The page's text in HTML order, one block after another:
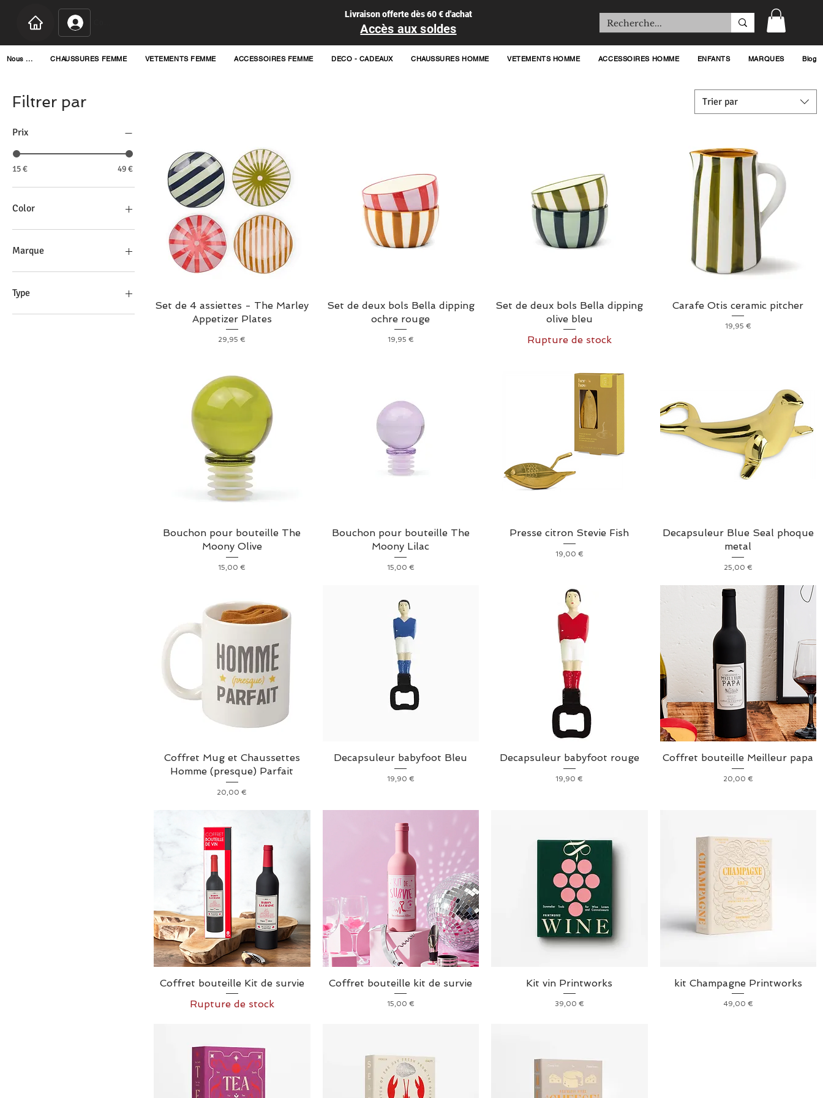
Livraison offerte dès 60 € d'achat
Accès aux soldes
Nous ... CHAUSSURES FEMME VETEMENTS FEMME ACCESSOIRES FEMME DECO - CADEAUX CHAUSSURES HOMME VETEMENTS HOMME ACCESSOIRES HOMME ENFANTS MARQUES Blog
Filtrer par
Prix
15 € 49 €
Color
Marque
designworks
Fisura
PRINTWORKS
Type
accessoires de cuisine
Trier par
Set de 4 assiettes - The Marley
Appetizer Plates
Prix
29,95 €
Set de deux bols Bella dipping
ochre rouge
Prix
19,95 €
Set de deux bols Bella dipping
olive bleu
Rupture de stock
Carafe Otis ceramic pitcher
Prix
19,95 €
Bouchon pour bouteille The
Moony Olive
Prix
15,00 €
Bouchon pour bouteille The
Moony Lilac
Prix
15,00 €
Presse citron Stevie Fish
Prix
19,00 €
Decapsuleur Blue Seal phoque
metal
Prix
25,00 €
Coffret Mug et Chaussettes
Homme (presque) Parfait
Prix
20,00 €
Decapsuleur babyfoot Bleu
Prix
19,90 €
Decapsuleur babyfoot rouge
Prix
19,90 €
Coffret bouteille Meilleur papa
Prix
20,00 €
Coffret bouteille Kit de survie
Rupture de stock
Coffret bouteille kit de survie
Prix
15,00 €
Kit vin Printworks
Prix
39,00 €
kit Champagne Printworks
Prix
49,00 €